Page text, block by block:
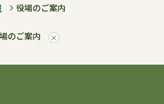
役場のご案内
のご案内